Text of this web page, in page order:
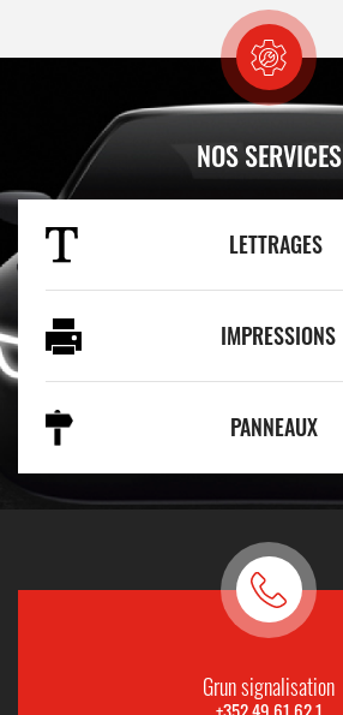
NOS SERVICES
LETTRAGES
IMPRESSIONS
PANNEAUX
Grun signalisation